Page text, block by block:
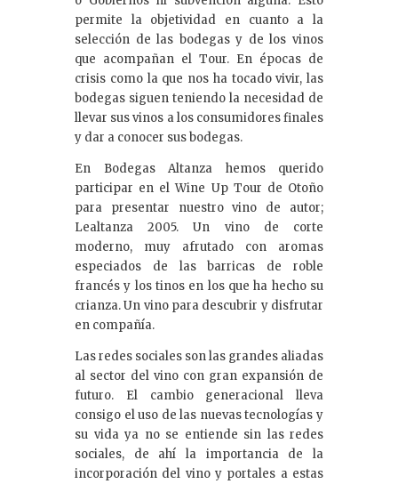
permite la objetividad en cuanto a la
selección de las bodegas y de los vinos
que acompañan el Tour. En épocas de
crisis como la que nos ha tocado vivir, las
bodegas siguen teniendo la necesidad de
llevar sus vinos a los consumidores finales
y dar a conocer sus bodegas.
En Bodegas Altanza hemos querido
participar en el Wine Up Tour de Otoño
para presentar nuestro vino de autor;
Lealtanza 2005. Un vino de corte
moderno, muy afrutado con aromas
especiados de las barricas de roble
francés y los tinos en los que ha hecho su
crianza. Un vino para descubrir y disfrutar
en compañía.
Las redes sociales son las grandes aliadas
al sector del vino con gran expansión de
futuro. El cambio generacional lleva
consigo el uso de las nuevas tecnologías y
su vida ya no se entiende sin las redes
sociales, de ahí la importancia de la
incorporación del vino y portales a estas